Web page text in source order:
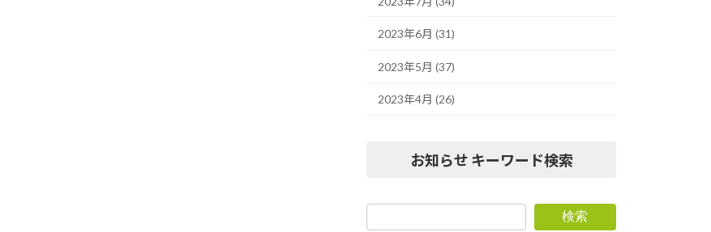
2023年6月 (31)
2023年5月 (37)
2023年4月 (26)
お知らせ キーワード検索
検索